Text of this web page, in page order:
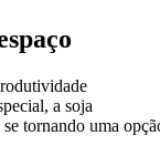
a soja
tornando uma